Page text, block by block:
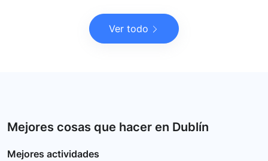
Ver todo
Mejores cosas que hacer en Dublín
Mejores actividades